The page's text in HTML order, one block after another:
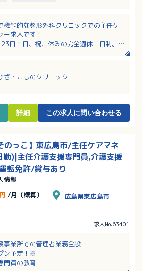
機能的な整形外科クリニックでの主任ケ
ー求人です！
日！日、祝、休みの完全週休二日制。
残業少なめでワークライフバランスを重
おススメ！
ざ・こしのクリニック
詳細 この求人に問い合わせる
のっこ】東広島市/主任ケアマネ
)|主任介護支援専門員,介護支援
転免許/賞与あり
情報
円 /月（概算） 広島県東広島市
求人No.63401
事業所での管理者業務全般
ン予定！※
門員の教育